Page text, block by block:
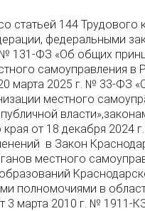
статьей 144 Трудового
федеральными
№ 131-ФЗ «Об общих
самоуправления в
марта 2025 г. № 33-ФЗ
местного
от 18 декабря 2024
в Закон
местного
полномочиями в
3 марта 2010 г. № 1911-